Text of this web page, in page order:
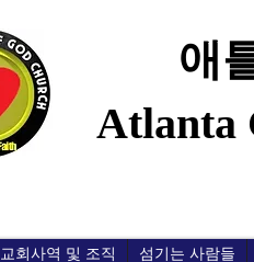
애
Atlanta
교회사역 및 조직 섬기는 사람들